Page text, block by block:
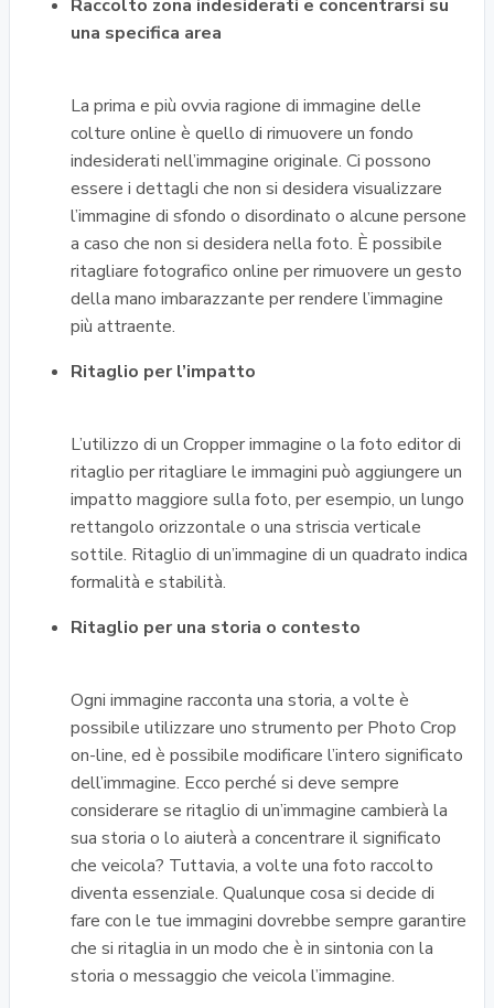
Raccolto zona indesiderati e concentrarsi su
una specifica area
La prima e più ovvia ragione di immagine delle
colture online è quello di rimuovere un fondo
indesiderati nell’immagine originale. Ci possono
essere i dettagli che non si desidera visualizzare
l’immagine di sfondo o disordinato o alcune persone
a caso che non si desidera nella foto. È possibile
ritagliare fotografico online per rimuovere un gesto
della mano imbarazzante per rendere l’immagine
più attraente.
Ritaglio per l’impatto
L’utilizzo di un Cropper immagine o la foto editor di
ritaglio per ritagliare le immagini può aggiungere un
impatto maggiore sulla foto, per esempio, un lungo
rettangolo orizzontale o una striscia verticale
sottile. Ritaglio di un’immagine di un quadrato indica
formalità e stabilità.
Ritaglio per una storia o contesto
Ogni immagine racconta una storia, a volte è
possibile utilizzare uno strumento per Photo Crop
on-line, ed è possibile modificare l’intero significato
dell’immagine. Ecco perché si deve sempre
considerare se ritaglio di un’immagine cambierà la
sua storia o lo aiuterà a concentrare il significato
che veicola? Tuttavia, a volte una foto raccolto
diventa essenziale. Qualunque cosa si decide di
fare con le tue immagini dovrebbe sempre garantire
che si ritaglia in un modo che è in sintonia con la
storia o messaggio che veicola l’immagine.